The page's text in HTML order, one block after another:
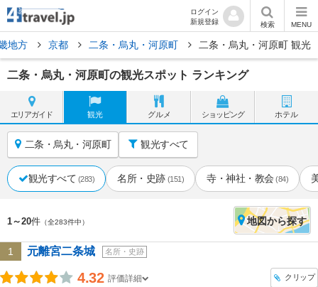
ログイン
新規登録
検索 MENU
地方 京都 二条・烏丸・河原町 二条・烏丸・河原町 観光
二条・烏丸・河原町の観光スポット ランキング
エリアガイド 観光 グルメ ショッピング ホテル
二条・烏丸・河原町 観光すべて
観光すべて (283) 名所・史跡 (151) 寺・神社・教会 (84)
1～20件 （全283件中） 地図から探す
1 元離宮二条城 名所・史跡
4.32 評価詳細 クリップ